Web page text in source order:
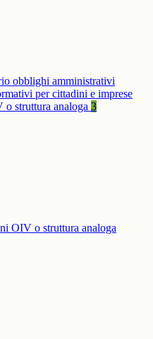
obblighi amministrativi
per cittadini e imprese
struttura analoga 3
OIV o struttura analoga